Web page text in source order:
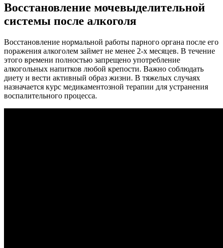
Восстановление мочевыделительной
системы после алкоголя
Восстановление нормальной работы парного органа после его
поражения алкоголем займет не менее 2-х месяцев. В течение
этого времени полностью запрещено употребление
алкогольных напитков любой крепости. Важно соблюдать
диету и вести активный образ жизни. В тяжелых случаях
назначается курс медикаментозной терапии для устранения
воспалительного процесса.